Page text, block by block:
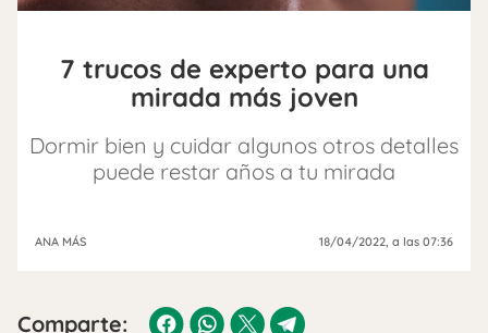
7 trucos de experto para una
mirada más joven
Dormir bien y cuidar algunos otros detalles
puede restar años a tu mirada
ANA MÁS 18/04/2022, a las 07:36
Comparte: